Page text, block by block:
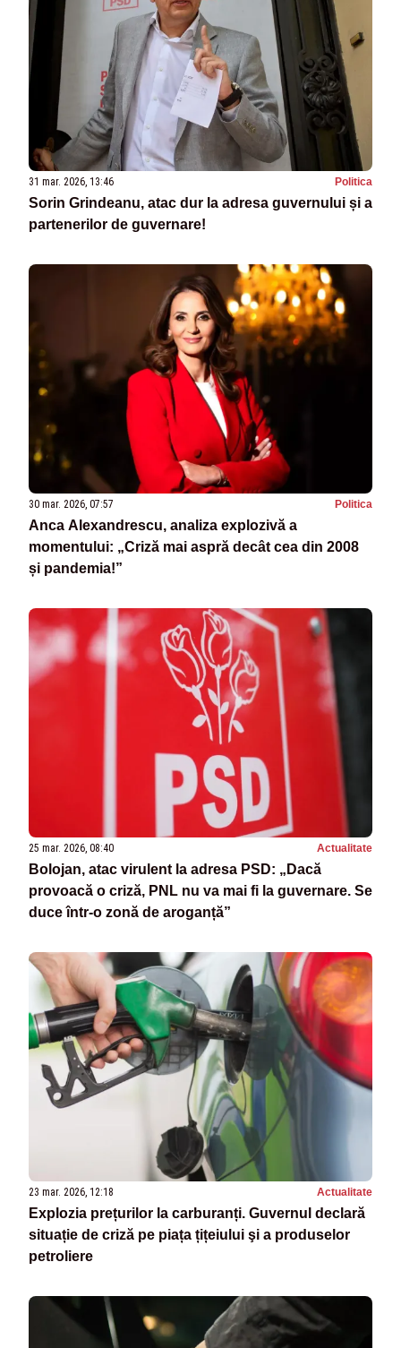
31 mar. 2026, 13:46 Politica
Sorin Grindeanu, atac dur la adresa guvernului și a
partenerilor de guvernare!
30 mar. 2026, 07:57 Politica
Anca Alexandrescu, analiza explozivă a
momentului: „Criză mai aspră decât cea din 2008
și pandemia!”
25 mar. 2026, 08:40 Actualitate
Bolojan, atac virulent la adresa PSD: „Dacă
provoacă o criză, PNL nu va mai fi la guvernare. Se
duce într-o zonă de aroganță”
23 mar. 2026, 12:18 Actualitate
Explozia prețurilor la carburanți. Guvernul declară
situație de criză pe piața țițeiului şi a produselor
petroliere